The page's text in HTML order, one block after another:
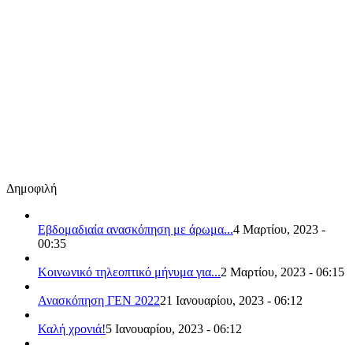
Δημοφιλή
Εβδομαδιαία ανασκόπηση με άρωμα...4 Μαρτίου, 2023 -
00:35
Κοινωνικό τηλεοπτικό μήνυμα για...2 Μαρτίου, 2023 - 06:15
Ανασκόπηση ΓΕΝ 202221 Ιανουαρίου, 2023 - 06:12
Καλή χρονιά!5 Ιανουαρίου, 2023 - 06:12